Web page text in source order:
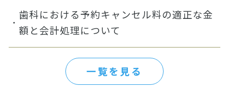
歯科における予約キャンセル料の適正な金
額と会計処理について
一覧を見る